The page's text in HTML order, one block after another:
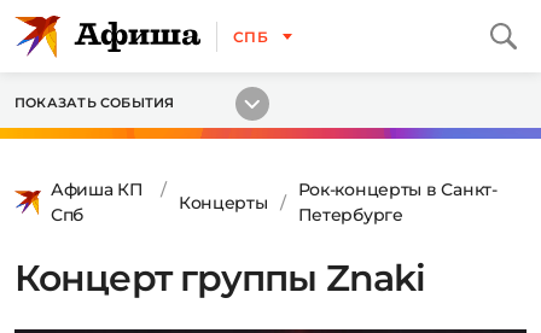
СПБ
ПОКАЗАТЬ СОБЫТИЯ
Афиша КП
Спб
Концерты
Рок-концерты в Санкт-
Петербурге
Концерт группы Znaki